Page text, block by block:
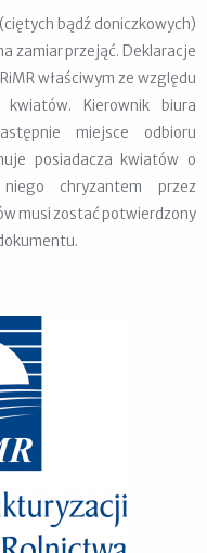
bądź doniczkowych)
zamiar przejąć. Deklaracje
właściwym ze względu
Kierownik biura
miejsce odbioru
posiadacza kwiatów o
chryzantem przez
musi zostać potwierdzony